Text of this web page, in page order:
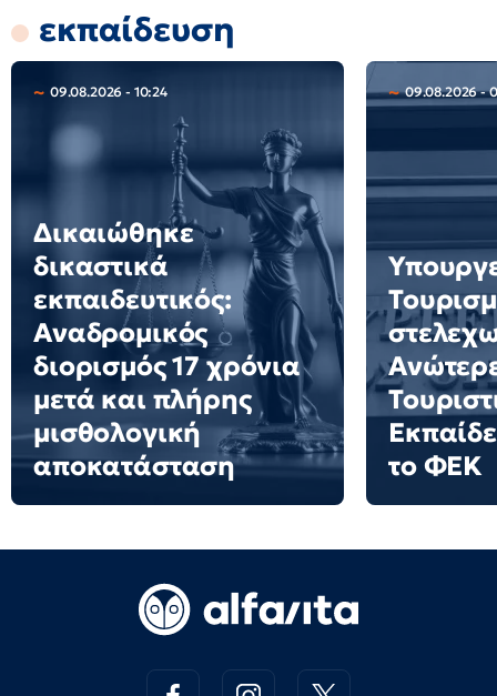
εκπαίδευση
09.08.2026 - 10:24
Δικαιώθηκε
δικαστικά
εκπαιδευτικός:
Αναδρομικός
διορισμός 17 χρόνια
μετά και πλήρης
μισθολογική
αποκατάσταση
09.08.2026 -
το ΦΕΚ